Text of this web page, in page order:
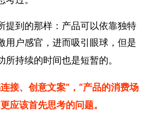
提到的那样：产品可以依靠独特
用户感官，进而吸引眼球，但是
所持续的时间也是短暂的。
接、创意文案”，“产品的消费场
应该首先思考的问题。